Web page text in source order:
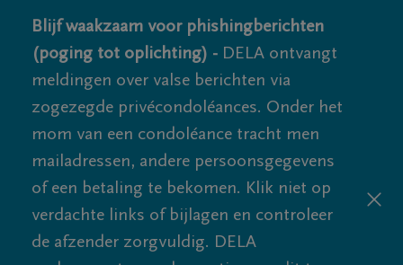
Blijf waakzaam voor phishingberichten
(poging tot oplichting) - DELA ontvangt
meldingen over valse berichten via
zogezegde privécondoléances. Onder het
mom van een condoléance tracht men
mailadressen, andere persoonsgegevens
of een betaling te bekomen. Klik niet op
verdachte links of bijlagen en controleer
de afzender zorgvuldig. DELA